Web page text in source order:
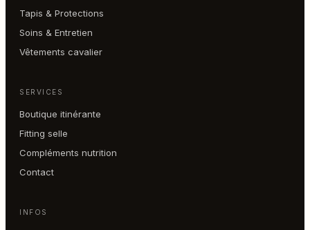
Tapis & Protections
Soins & Entretien
Vêtements cavalier
SERVICES
Boutique itinérante
Fitting selle
Compléments nutrition
Contact
INFOS